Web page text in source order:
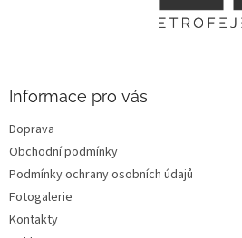
Informace pro vás
Doprava
Obchodní podmínky
Podmínky ochrany osobních údajů
Fotogalerie
Kontakty